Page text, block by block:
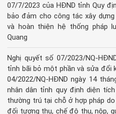
07/7/2023 của HĐND tỉnh Quy
bảo đảm cho công tác xây dựng
và hoàn thiện hệ thống pháp
Quang
Nghị quyết số 07/2023/NQ-
tỉnh bãi bỏ một phần và sửa đổi
04/2022/NQ-HĐND ngày 14
nhân dân tỉnh quy định diện
thường trú tại chỗ ở hợp pháp
đối tượng thu, chế độ thu, nộp,